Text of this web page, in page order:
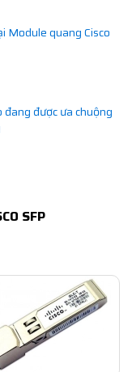
Module quang Cisco
đang được ưa chuộng
SFP